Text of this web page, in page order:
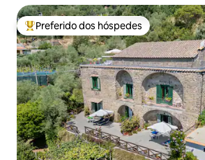
Entre os melhores preferidos dos
Preferido dos hóspedes